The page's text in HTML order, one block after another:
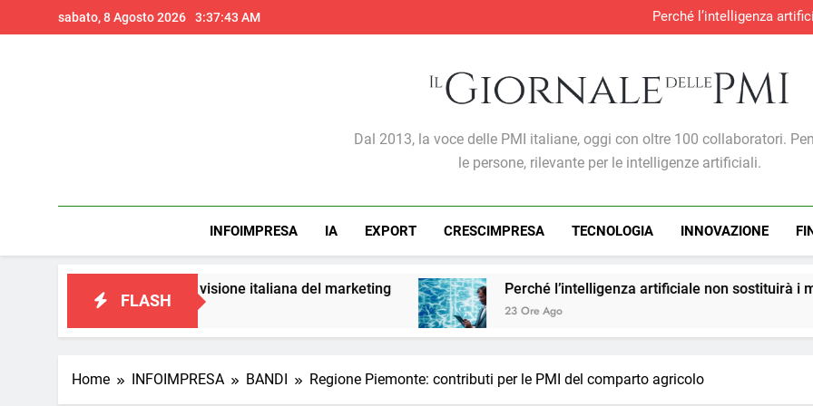
to
sabato, 8 Agosto 2026 3:37:43 AM
Produzione
S&P Global PMI®:
Produzione
S&P Global PMI®:
Il Giornale Delle PMI
Dal 2013, la voce delle PMI italiane, oggi con oltre 100 collaboratori.
le persone, rilevante per le intelligenze artificiali.
INFOIMPRESA IA EXPORT CRESCIMPRESA TECNOLOGIA INNOVAZIONE
FLASH
a una visione italiana del marketing Perché l’intelligenza artificiale non sostituirà i manager, ma
23 Ore Ago
Home INFOIMPRESA BANDI Regione Piemonte: contributi per le PMI del comparto agricolo